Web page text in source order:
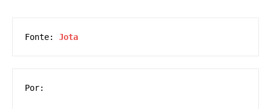
Fonte: Jota
Por: